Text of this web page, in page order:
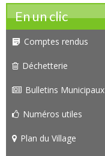
En un clic
Comptes rendus
Déchetterie
Bulletins Municipaux
Numéros utiles
Plan du Village